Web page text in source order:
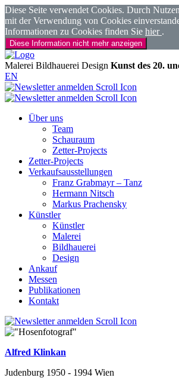
Diese Seite verwendet Cookies. Durch
mit der Verwendung von Cookies
Informationen zu Cookies finden Sie hier .
Diese Information nicht mehr anzeigen
Malerei Bildhauerei Design Kunst des 20.
EN
Über uns
Team
Schauraum
Zetter-Projects
Zetter-Projects
Verkaufsausstellungen
Franz Grabmayr – Tanz
Hermann Nitsch
Markus Prachensky
Künstler
Künstler
Malerei
Bildhauerei
Design
Ankauf
Messen
Publikationen
Kontakt
Alfred Klinkan
Judenburg 1950 - 1994 Wien